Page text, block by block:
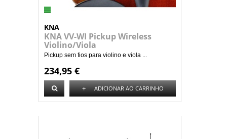
KNA
KNA VV-WI Pickup Wireless
Violino/Viola
Pickup sem fios para violino e viola ...
234,95 €
+ ADICIONAR AO CARRINHO